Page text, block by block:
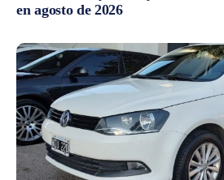
en agosto de 2026